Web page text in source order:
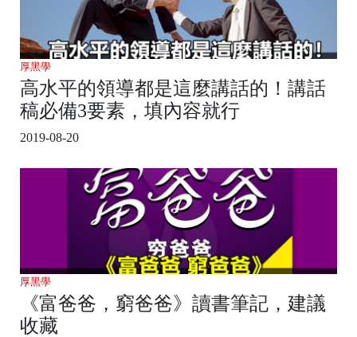
厚黑學
高水平的領導都是這麼講話的！講話
稿必備3要素，填內容就行
2019-08-20
厚黑學
《富爸爸，窮爸爸》讀書筆記，建議
收藏